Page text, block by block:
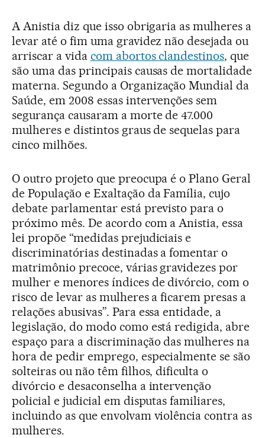
A Anistia diz que isso obrigaria as mulheres a
levar até o fim uma gravidez não desejada ou
arriscar a vida com abortos clandestinos, que
são uma das principais causas de mortalidade
materna. Segundo a Organização Mundial da
Saúde, em 2008 essas intervenções sem
segurança causaram a morte de 47.000
mulheres e distintos graus de sequelas para
cinco milhões.
O outro projeto que preocupa é o Plano Geral
de População e Exaltação da Família, cujo
debate parlamentar está previsto para o
próximo mês. De acordo com a Anistia, essa
lei propõe “medidas prejudiciais e
discriminatórias destinadas a fomentar o
matrimônio precoce, várias gravidezes por
mulher e menores índices de divórcio, com o
risco de levar as mulheres a ficarem presas a
relações abusivas”. Para essa entidade, a
legislação, do modo como está redigida, abre
espaço para a discriminação das mulheres na
hora de pedir emprego, especialmente se são
solteiras ou não têm filhos, dificulta o
divórcio e desaconselha a intervenção
policial e judicial em disputas familiares,
incluindo as que envolvam violência contra as
mulheres.